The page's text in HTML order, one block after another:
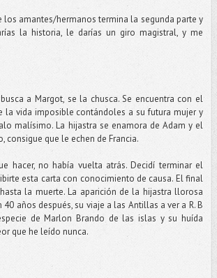
los amantes/hermanos termina la segunda parte y
la historia, le darías un giro magistral, y me
a Margot, se la chusca. Se encuentra con el
la vida imposible contándoles a su futura mujer y
malísimo. La hijastra se enamora de Adam y el
consigue que le echen de Francia.
hacer, no había vuelta atrás. Decidí terminar el
esta carta con conocimiento de causa. El final
la muerte. La aparición de la hijastra llorosa
años después, su viaje a las Antillas a ver a R. B
de Marlon Brando de las islas y su huída
que he leído nunca.